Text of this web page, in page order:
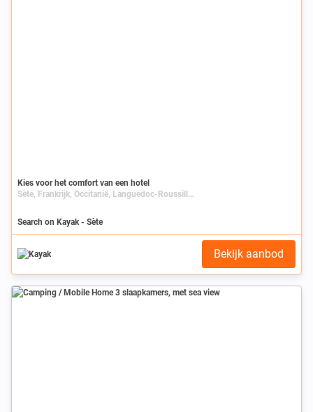
Kies voor het comfort van een hotel
Sète, Frankrijk, Occitanië, Languedoc-Roussillon, Hérault
Search on Kayak - Sète
Bekijk aanbod